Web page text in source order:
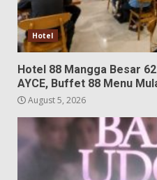
Hotel
Hotel 88 Mangga Besar
AYCE, Buffet 88 Menu
August 5, 2026